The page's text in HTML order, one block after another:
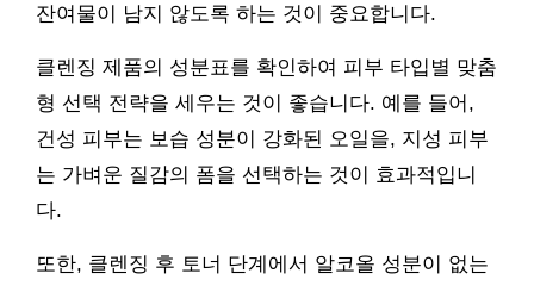
잔여물이 남지 않도록 하는 것이 중요합니다.
클렌징 제품의 성분표를 확인하여 피부 타입별 맞춤
형 선택 전략을 세우는 것이 좋습니다. 예를 들어,
건성 피부는 보습 성분이 강화된 오일을, 지성 피부
는 가벼운 질감의 폼을 선택하는 것이 효과적입니
다.
또한, 클렌징 후 토너 단계에서 알코올 성분이 없는